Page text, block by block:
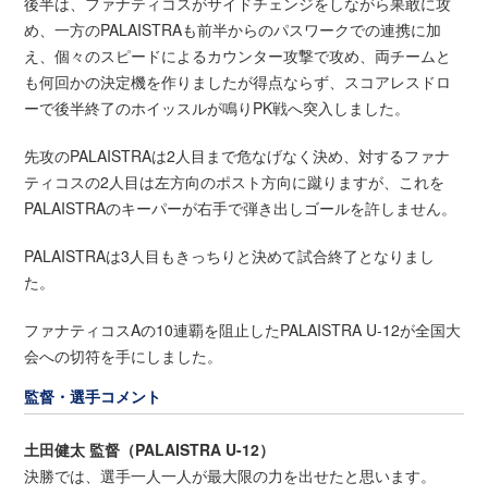
め、一方のPALAISTRAも前半からのパスワークでの連携に加
え、個々のスピードによるカウンター攻撃で攻め、両チームと
も何回かの決定機を作りましたが得点ならず、スコアレスドロ
ーで後半終了のホイッスルが鳴りPK戦へ突入しました。
先攻のPALAISTRAは2人目まで危なげなく決め、対するファナ
ティコスの2人目は左方向のポスト方向に蹴りますが、これを
PALAISTRAのキーパーが右手で弾き出しゴールを許しません。
PALAISTRAは3人目もきっちりと決めて試合終了となりまし
た。
ファナティコスAの10連覇を阻止したPALAISTRA U-12が全国大
会への切符を手にしました。
監督・選手コメント
土田健太 監督（PALAISTRA U-12）
決勝では、選手一人一人が最大限の力を出せたと思います。